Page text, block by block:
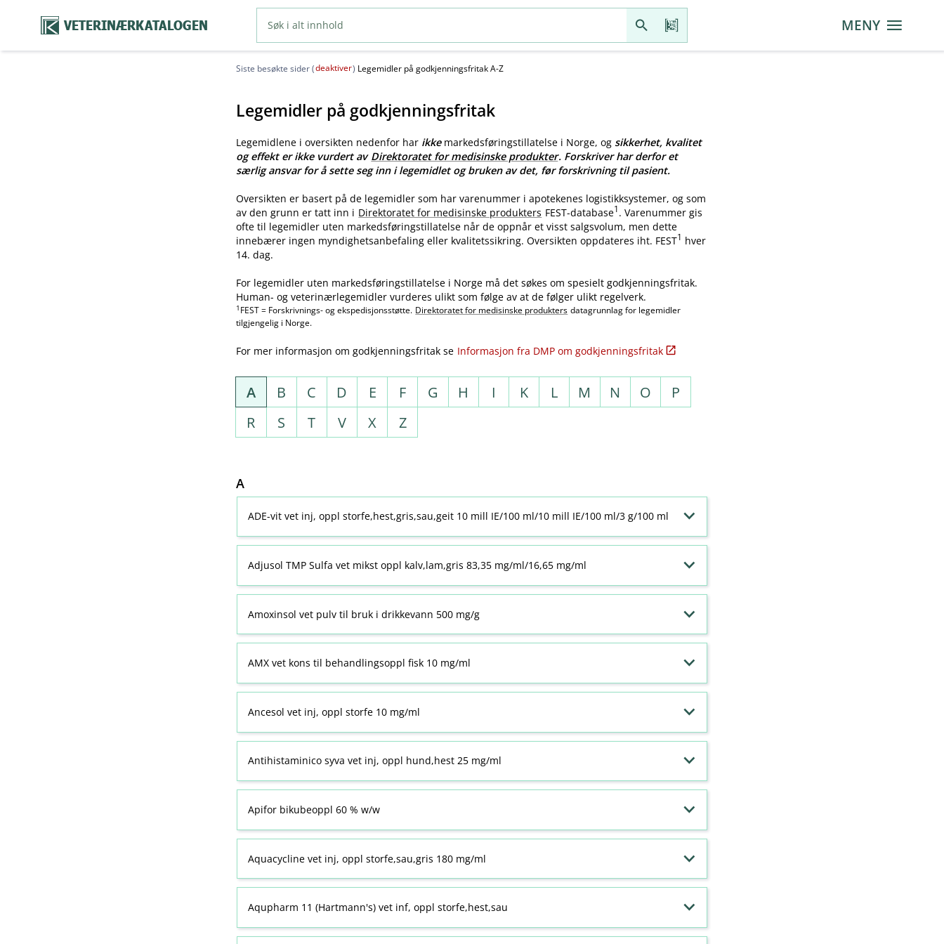
VETERINÆRKATALOGEN MENY
Siste besøkte sider (deaktiver) Legemidler på godkjenningsfritak A-Z
Legemidler på godkjenningsfritak
Legemidlene i oversikten nedenfor har ikkemarkedsføringstillatelse i Norge, og sikkerhet, kvalitet
og effekt er ikke vurdert av Direktoratet for medisinske produkter. Forskriver har derfor et
særlig ansvar for å sette seg inn i legemidlet og bruken av det, før forskrivning til pasient.
Oversikten er basert på de legemidler som har varenummer i apotekenes logistikksystemer, og som
av den grunn er tatt inn i Direktoratet for medisinske produkters FEST-database1. Varenummer gis
ofte til legemidler uten markedsføringstillatelse når de oppnår et visst salgsvolum, men dette
innebærer ingen myndighetsanbefaling eller kvalitetssikring. Oversikten oppdateres iht. FEST1 hver
14. dag.
For legemidler uten markedsføringstillatelse i Norge må det søkes om spesielt godkjenningsfritak.
Human- og veterinærlegemidler vurderes ulikt som følge av at de følger ulikt regelverk.
1 FEST = Forskrivnings- og ekspedisjonsstøtte. Direktoratet for medisinske produkters datagrunnlag for legemidler
tilgjengelig i Norge.
For mer informasjon om godkjenningsfritak se Informasjon fra DMP om godkjenningsfritak
A B C D E F G H I K L M N O
P
R
S T V X Z
A
ADE-vit vet inj, oppl storfe,hest,gris,sau,geit 10 mill IE/100 ml/10 mill IE/100 ml/3 g/100 ml
Adjusol TMP Sulfa vet mikst oppl kalv,lam,gris 83,35 mg/ml/16,65 mg/ml
Amoxinsol vet pulv til bruk i drikkevann 500 mg/g
AMX vet kons til behandlingsoppl fisk 10 mg/ml
Ancesol vet inj, oppl storfe 10 mg/ml
Antihistaminico syva vet inj, oppl hund,hest 25 mg/ml
Apifor bikubeoppl 60 % w​/​w
Aquacycline vet inj, oppl storfe,sau,gris 180 mg/ml
Aqupharm 11 (Hartmann's) vet inf, oppl storfe,hest,sau